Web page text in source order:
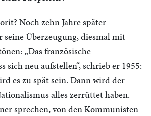
Noch zehn Jahre später
seine Überzeugung, diesmal mit
„Das französische
sich neu aufstellen“, schrieb er 1955:
es zu spät sein. Dann wird der
alles zerrüttet haben.
sprechen, von den Kommunisten